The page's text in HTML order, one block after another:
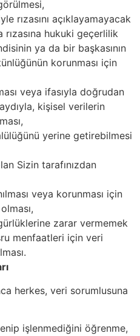
rızasını açıklayamayacak
hukuki geçerlilik
ya da bir başkasının
korunması için
veya ifasıyla doğrudan
kişisel verilerin
yerine getirebilmesi
Sizin tarafınızdan
veya korunması için
zarar vermemek
menfaatleri için veri
herkes, veri sorumlusuna
işlenmediğini öğrenme,